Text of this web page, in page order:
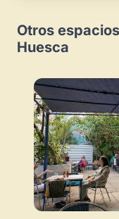
Otros
Huesca